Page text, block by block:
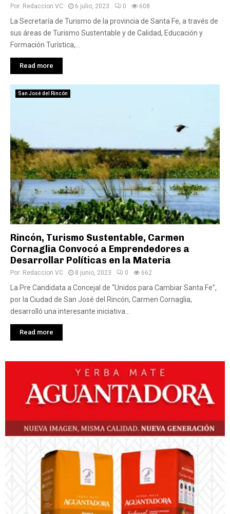
Por: Redaccion VC 6 julio, 2023 0 608
La Secretaría de Turismo de la provincia de Santa Fe, a través de
sus áreas de Turismo Sustentable y de Calidad, Educación y
Formación Turística,...
Read more
San José del Rincón
Rincón, Turismo Sustentable, Carmen
Cornaglia Convocó a Emprendedores a
Desarrollar Políticas en la Materia
Por: Redaccion VC 8 junio, 2023 0 662
La Pre Candidata a Concejal de “Unidos para Cambiar Santa Fe”,
por la Ciudad de San José del Rincón, Carmen Cornaglia,
desarrolló una interesante iniciativa...
Read more